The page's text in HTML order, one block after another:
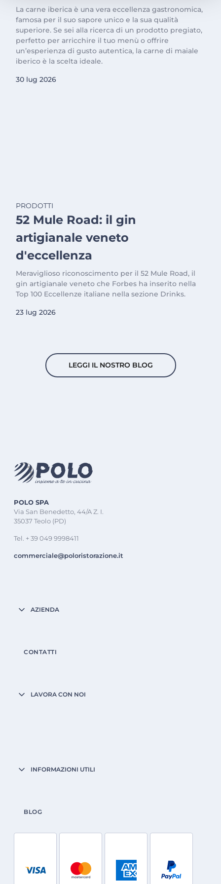
La carne iberica è una vera eccellenza gastronomica,
famosa per il suo sapore unico e la sua qualità
superiore. Se sei alla ricerca di un prodotto pregiato,
perfetto per arricchire il tuo menù o offrire
un’esperienza di gusto autentica, la carne di maiale
iberico è la scelta ideale.
30 lug 2026
PRODOTTI
52 Mule Road: il gin
artigianale veneto
d'eccellenza
Meraviglioso riconoscimento per il 52 Mule Road, il
gin artigianale veneto che Forbes ha inserito nella
Top 100 Eccellenze italiane nella sezione Drinks.
23 lug 2026
LEGGI IL NOSTRO BLOG
POLO SPA
Via San Benedetto, 44/A Z. I.
35037 Teolo (PD)
Tel. + 39 049 9998411
commerciale@poloristorazione.it
AZIENDA
CONTATTI
LAVORA CON NOI
INFORMAZIONI UTILI
BLOG